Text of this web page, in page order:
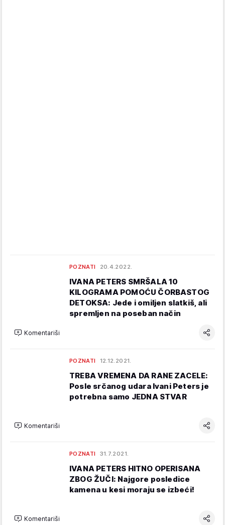
POZNATI 20.4.2022.
IVANA PETERS SMRŠALA 10
KILOGRAMA POMOĆU ČORBASTOG
DETOKSA: Jede i omiljen slatkiš, ali
spremljen na poseban način
Komentariši
POZNATI 12.12.2021.
TREBA VREMENA DA RANE ZACELE:
Posle srčanog udara Ivani Peters je
potrebna samo JEDNA STVAR
Komentariši
POZNATI 31.7.2021.
IVANA PETERS HITNO OPERISANA
ZBOG ŽUČI: Najgore posledice
kamena u kesi moraju se izbeći!
Komentariši